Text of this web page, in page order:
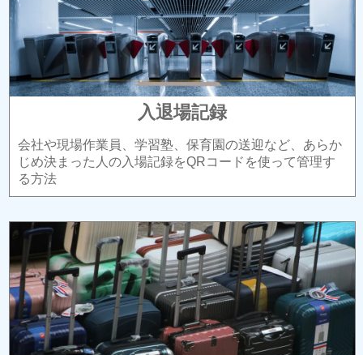
入退場記録
会社や現場作業員、学習塾、保育園の送迎など、あらか
じめ決まった人の入場記録をQRコードを使って管理す
る方法